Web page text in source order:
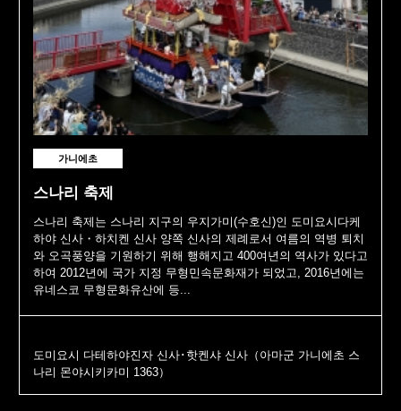
가니에초
스나리 축제
스나리 축제는 스나리 지구의 우지가미(수호신)인 도미요시다케
하야 신사・하치켄 신사 양쪽 신사의 제례로서 여름의 역병 퇴치
와 오곡풍양을 기원하기 위해 행해지고 400여년의 역사가 있다고
하여 2012년에 국가 지정 무형민속문화재가 되었고, 2016년에는
유네스코 무형문화유산에 등...
도미요시 다테하야진자 신사･핫켄샤 신사（아마군 가니에초 스
나리 몬야시키카미 1363）